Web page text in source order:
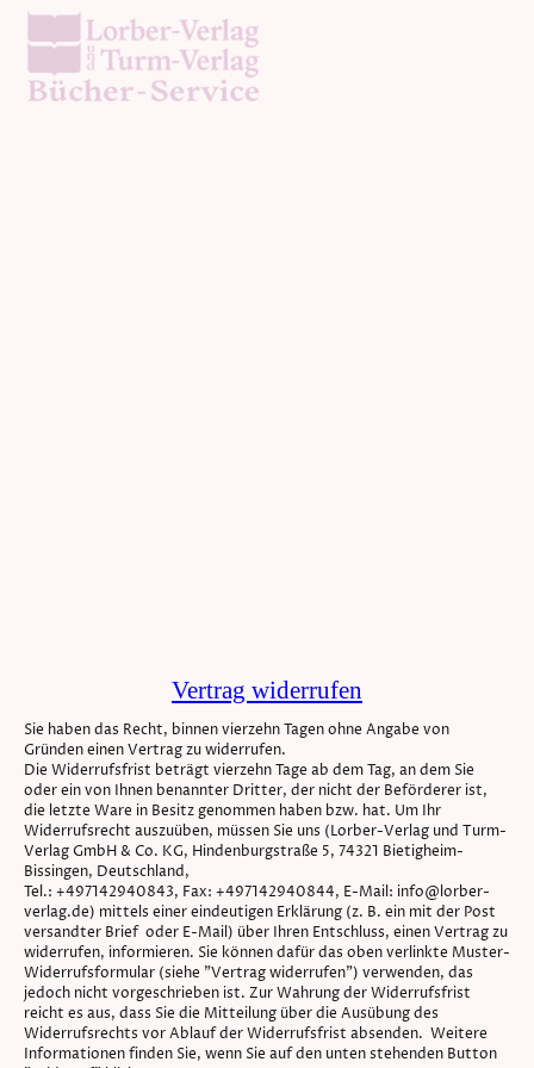
Vertrag widerrufen
Sie haben das Recht, binnen vierzehn Tagen ohne Angabe von
Gründen einen Vertrag zu widerrufen.
Die Widerrufsfrist beträgt vierzehn Tage ab dem Tag, an dem Sie
oder ein von Ihnen benannter Dritter, der nicht der Beförderer ist,
die letzte Ware in Besitz genommen haben bzw. hat. Um Ihr
Widerrufsrecht auszuüben, müssen Sie uns (Lorber-Verlag und Turm-
Verlag GmbH & Co. KG, Hindenburgstraße 5, 74321 Bietigheim-
Bissingen, Deutschland,
Tel.: +497142940843, Fax: +497142940844, E-Mail: info@lorber-
verlag.de) mittels einer eindeutigen Erklärung (z. B. ein mit der Post
versandter Brief oder E-Mail) über Ihren Entschluss, einen Vertrag zu
widerrufen, informieren. Sie können dafür das oben verlinkte Muster-
Widerrufsformular (siehe "Vertrag widerrufen") verwenden, das
jedoch nicht vorgeschrieben ist. Zur Wahrung der Widerrufsfrist
reicht es aus, dass Sie die Mitteilung über die Ausübung des
Widerrufsrechts vor Ablauf der Widerrufsfrist absenden. Weitere
Informationen finden Sie, wenn Sie auf den unten stehenden Button